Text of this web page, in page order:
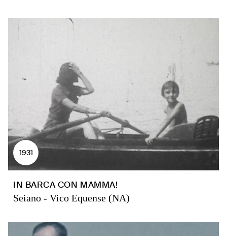
1931
IN BARCA CON MAMMA!
Seiano - Vico Equense (NA)